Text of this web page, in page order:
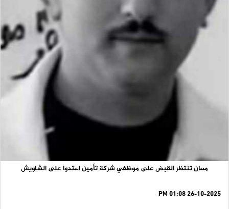
معان تنتظر القبض على موظفي شركة تأمين اعتدوا على الشاويش
26-10-2025 01:08 PM